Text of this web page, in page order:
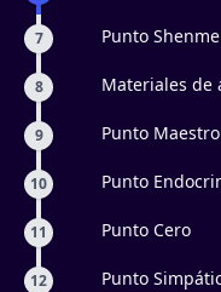
7 Punto
8 Materiales de
9 Punto
10 Punto
11 Punto Cero
12 Punto